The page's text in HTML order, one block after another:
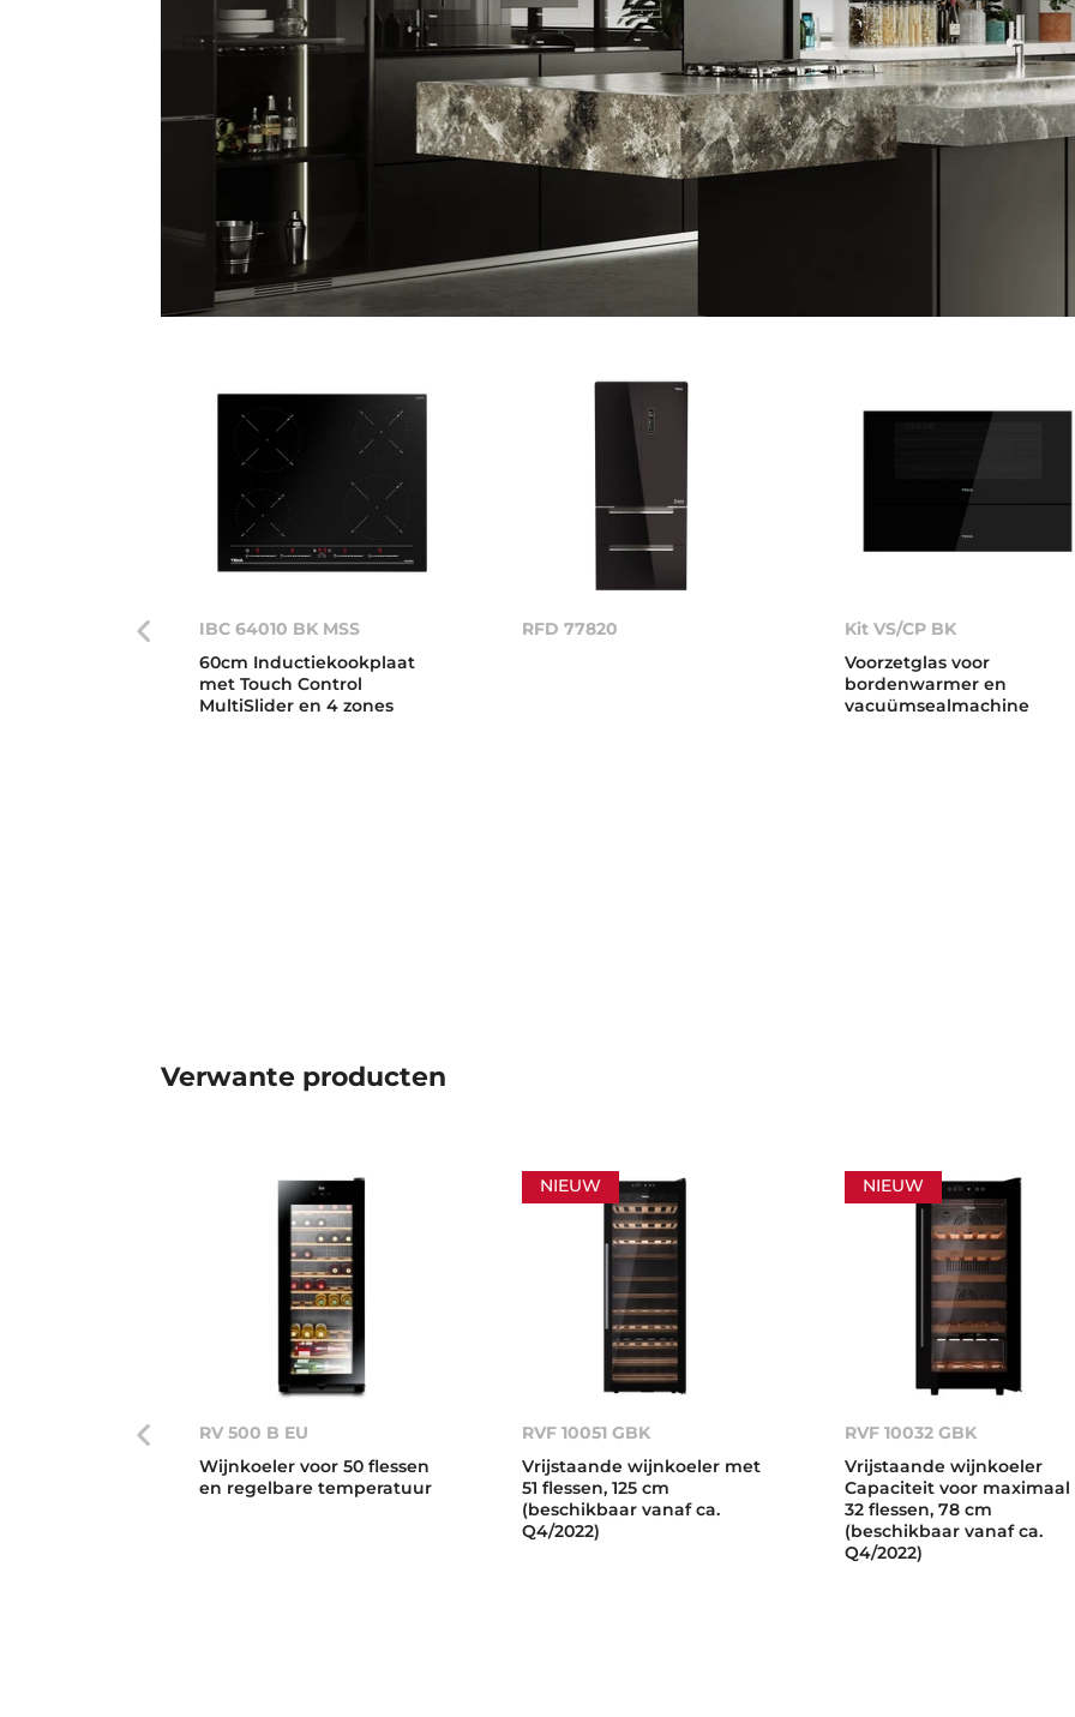
Kit VS/CP BK
Voorzetglas voor
bordenwarmer en
vacuümsealmachine
IBC 64010 BK MSS
60cm Inductiekookplaat
met Touch Control
MultiSlider en 4 zones
RFD 77820
Verwante producten
RV 500 B EU
Wijnkoeler voor 50 flessen
en regelbare temperatuur
NIEUW
RVF 10051 GBK
Vrijstaande wijnkoeler met
51 flessen, 125 cm
(beschikbaar vanaf ca.
Q4/2022)
NIEUW
RVF 10032 GBK
Vrijstaande wijnkoeler
Capaciteit voor maximaal
32 flessen, 78 cm
(beschikbaar vanaf ca.
Q4/2022)